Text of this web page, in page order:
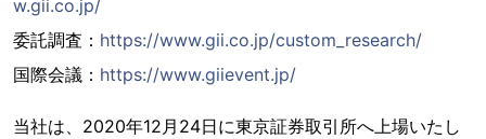
w.gii.co.jp/
委託調査： https://www.gii.co.jp/custom_research/
国際会議： https://www.giievent.jp/
当社は、2020年12月24日に東京証券取引所へ上場いたし